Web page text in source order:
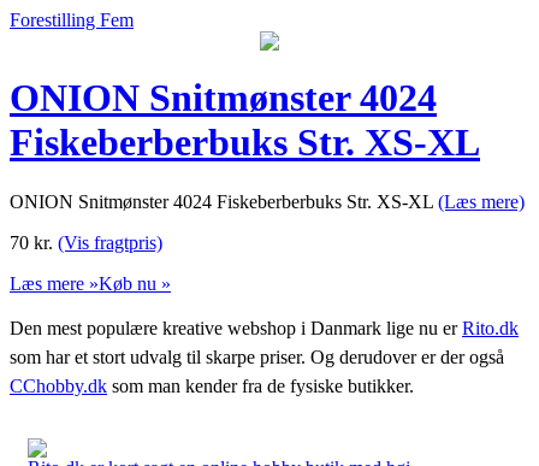
Forestilling Fem
ONION Snitmønster 4024
Fiskeberberbuks Str. XS-XL
ONION Snitmønster 4024 Fiskeberberbuks Str. XS-XL (Læs mere)
70 kr. (Vis fragtpris)
Læs mere »Køb nu »
Den mest populære kreative webshop i Danmark lige nu erRito.dk
som har et stort udvalg til skarpe priser. Og derudover er der også
CChobby.dk som man kender fra de fysiske butikker.